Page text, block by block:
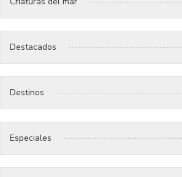
Destacados
Destinos
Especiales